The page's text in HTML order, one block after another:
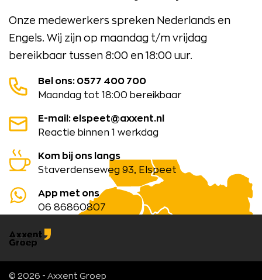
Onze medewerkers spreken Nederlands en
Engels. Wij zijn op maandag t/m vrijdag
bereikbaar tussen 8:00 en 18:00 uur.
Bel ons: 0577 400 700
Maandag tot 18:00 bereikbaar
E-mail: elspeet@axxent.nl
Reactie binnen 1 werkdag
Kom bij ons langs
Staverdenseweg 93, Elspeet
App met ons
06 86860807
© 2026 - Axxent Groep